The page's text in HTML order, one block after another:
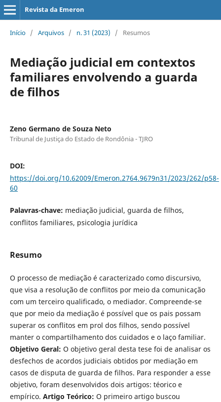
Revista da Emeron
Início / Arquivos / n. 31 (2023) / Resumos
Mediação judicial em contextos
familiares envolvendo a guarda
de filhos
Zeno Germano de Souza Neto
Tribunal de Justiça do Estado de Rondônia - TJRO
DOI:
https://doi.org/10.62009/Emeron.2764.9679n31/2023/262/p58-
60
Palavras-chave: mediação judicial, guarda de filhos,
conflitos familiares, psicologia jurídica
Resumo
O processo de mediação é caracterizado como discursivo,
que visa a resolução de conflitos por meio da comunicação
com um terceiro qua­lificado, o mediador. Compreende-se
que por meio da mediação é possível que os pais possam
superar os conflitos em prol dos filhos, sendo possível
manter o compartilhamento dos cuidados e o laço familiar.
Objetivo Geral: O objetivo geral desta tese foi de analisar os
desfechos de acordos judiciais ob­tidos por mediação em
casos de disputa de guarda de filhos. Para responder a esse
objetivo, foram desenvolvidos dois artigos: téorico e
empírico. Artigo Teórico: O primeiro artigo buscou